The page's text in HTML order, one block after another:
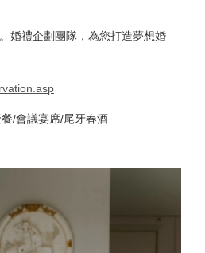
婚禮企劃團隊，為您打造夢想婚
/會議宴席/尾牙春酒